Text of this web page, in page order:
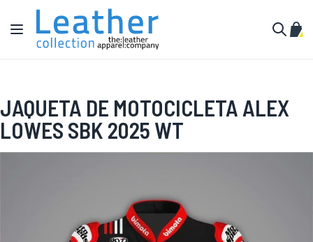
Pular para o conteúdo
Alternar Nav
JAQUETA DE MOTOCICLETA ALEX
LOWES SBK 2025 WT